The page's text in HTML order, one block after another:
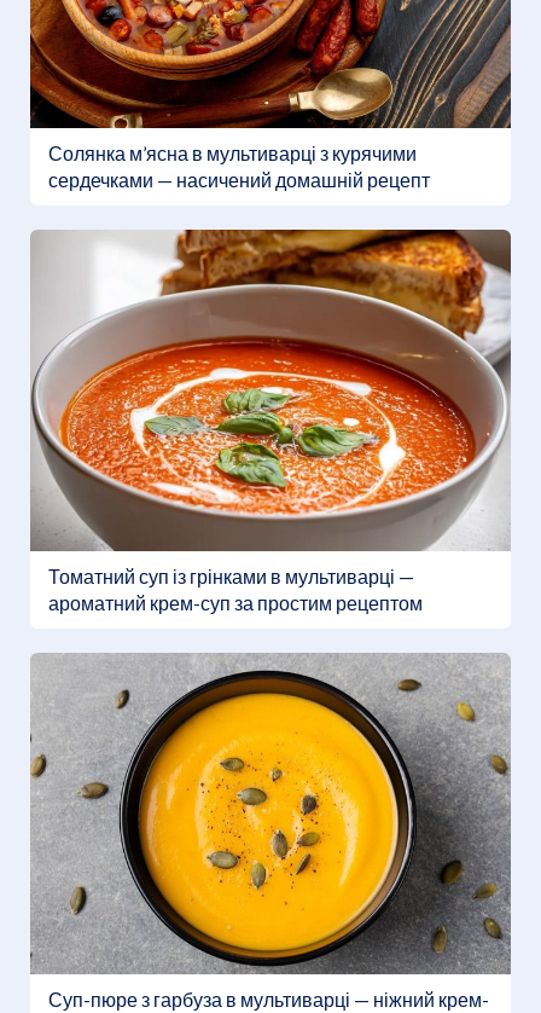
Солянка м’ясна в мультиварці з курячими
сердечками — насичений домашній рецепт
Томатний суп із грінками в мультиварці —
ароматний крем-суп за простим рецептом
Суп-пюре з гарбуза в мультиварці — ніжний крем-